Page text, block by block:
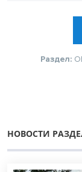
Раздел:
НОВОСТИ